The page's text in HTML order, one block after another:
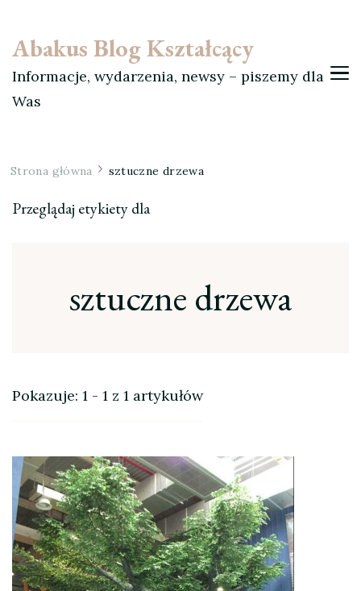
Abakus Blog Kształcący
Informacje, wydarzenia, newsy – piszemy dla
Was
Strona główna sztuczne drzewa
Przeglądaj etykiety dla
sztuczne drzewa
Pokazuje: 1 - 1 z 1 artykułów